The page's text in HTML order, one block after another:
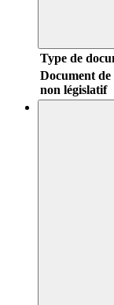
Type de
Document de
non législatif